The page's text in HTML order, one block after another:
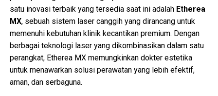
satu inovasi terbaik yang tersedia saat ini adalah Etherea
MX, sebuah sistem laser canggih yang dirancang untuk
memenuhi kebutuhan klinik kecantikan premium. Dengan
berbagai teknologi laser yang dikombinasikan dalam satu
perangkat, Etherea MX memungkinkan dokter estetika
untuk menawarkan solusi perawatan yang lebih efektif,
aman, dan serbaguna.